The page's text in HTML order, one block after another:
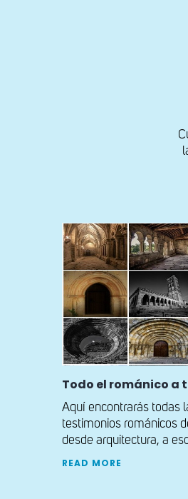
Todo el románico a
Aquí encontrarás todas
testimonios románicos
desde arquitectura, a
READ MORE